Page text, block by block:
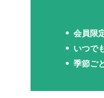
会員限
いつで
季節ご